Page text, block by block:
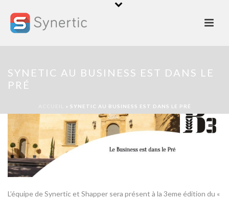
SYNETIC AU BUSINESS EST DANS LE
PRÉ
» SYNETIC AU BUSINESS EST DANS LE PRÉ
L’équipe de Synertic et Shapper sera présent à la 3eme édition du «